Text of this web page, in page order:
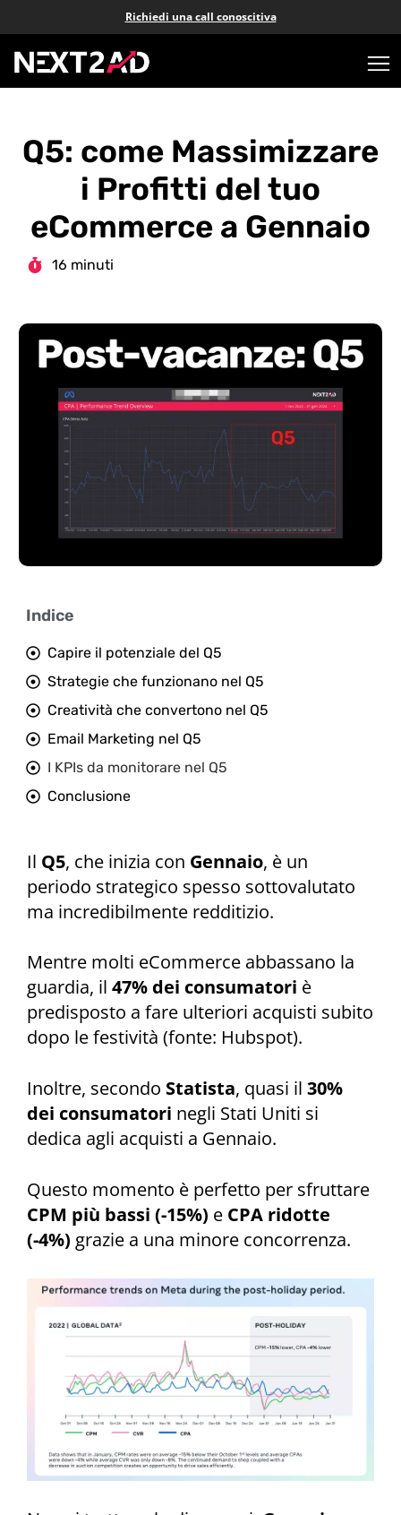
Richiedi una call conoscitiva
Q5: come Massimizzare
i Profitti del tuo
eCommerce a Gennaio
16 minuti
Indice
Capire il potenziale del Q5
Strategie che funzionano nel Q5
Creatività che convertono nel Q5
Email Marketing nel Q5
I KPIs da monitorare nel Q5
Conclusione
Il Q5, che inizia con Gennaio, è un
periodo strategico spesso sottovalutato
ma incredibilmente redditizio.
Mentre molti eCommerce abbassano la
guardia, il 47% dei consumatori è
predisposto a fare ulteriori acquisti subito
dopo le festività (fonte: Hubspot).
Inoltre, secondo Statista, quasi il 30%
dei consumatori negli Stati Uniti si
dedica agli acquisti a Gennaio.
Questo momento è perfetto per sfruttare
CPM più bassi (-15%) e CPA ridotte
(-4%) grazie a una minore concorrenza.